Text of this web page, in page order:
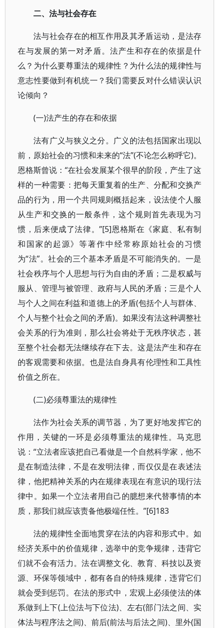
二、法与社会存在
法与社会存在的相互作用及其矛盾运动，是法存
在与发展的第一对矛盾。法产生和存在的依据是什
么？为什么要尊重法的规律性？为什么法的规律性与
意志性要做到有机统一？我们需要反对什么错误认识
论倾向？
(一)法产生的存在和依据
法有广义与狭义之分。广义的法包括国家出现以
前，原始社会的习惯和未来的“法”(不论怎么称呼它)。
恩格斯曾说：“在社会发展某个很早的阶段，产生了这
样的一种需要：把每天重复着的生产、分配和交换产
品的行为，用一个共同规则概括起来，设法使个人服
从生产和交换的一般条件，这个规则首先表现为习
惯，后来便成了法律。”[5]恩格斯在《家庭、私有制
和国家的起源》等著作中经常称原始社会的习惯
为“法”。社会的三个基本矛盾是不可能消失的。一是
社会秩序与个人思想与行为自由的矛盾；二是权威与
服从、管理与被管理、政府与人民的矛盾；三是个人
与个人之间在利益和道德上的矛盾(包括个人与群体、
个人与整个社会之间的矛盾)。如果没有法这种调整社
会关系的行为准则，那么社会将处于无秩序状态，甚
至整个社会都无法继续存在下去。这是法产生和存在
的客观需要和依据。也是法自身具有伦理性和工具性
价值之所在。
(二)必须尊重法的规律性
法作为社会关系的调节器，为了更好地发挥它的
作用，关键的一环是必须尊重法的规律性。马克思
说：“立法者应该把自己看做是一个自然科学家，他不
是在制造法律，不是在发明法律，而仅仅是在表述法
律，他把精神关系的内在规律表现在有意识的现行法
律中。如果一个立法者用自己的臆想来代替事情的本
质，那我们就应该责备他极端任性。”[6]183
法的规律性全面地贯穿在法的内容和形式中。如
经济关系中的价值规律，选举中的竞争规律，违背它
们就不会有活力。法在调整文化、教育、科技以及资
源、环保等领域中，都有各自的特殊规律，违背它们
就会受到惩罚。在法的形式中，宏观上必须使法的体
系做到上下(上位法与下位法)、左右(部门法之间、实
体法与程序法之间)、前后(前法与后法之间)、里外(国